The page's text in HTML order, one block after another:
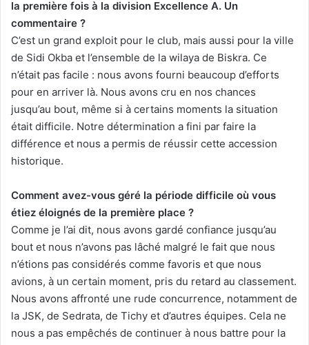
la première fois à la division Excellence A. Un
commentaire ?
C’est un grand exploit pour le club, mais aussi pour la ville
de Sidi Okba et l’ensemble de la wilaya de Biskra. Ce
n’était pas facile : nous avons fourni beaucoup d’efforts
pour en arriver là. Nous avons cru en nos chances
jusqu’au bout, même si à certains moments la situation
était difficile. Notre détermination a fini par faire la
différence et nous a permis de réussir cette accession
historique.
Comment avez-vous géré la période difficile où vous
étiez éloignés de la première place ?
Comme je l’ai dit, nous avons gardé confiance jusqu’au
bout et nous n’avons pas lâché malgré le fait que nous
n’étions pas considérés comme favoris et que nous
avions, à un certain moment, pris du retard au classement.
Nous avons affronté une rude concurrence, notamment de
la JSK, de Sedrata, de Tichy et d’autres équipes. Cela ne
nous a pas empêchés de continuer à nous battre pour la